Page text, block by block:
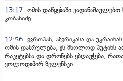
13:17 ომის დაწყებაში ვადანაშაულებთ
კობახიძე
12:56 ევროპას, ამერიკასა და
ომის დასრულება, ეს მხოლოდ პუტინს
რაკეტებსა და დრონებს ებღაუჭება,
ვოლოდიმირ ზელენსკი